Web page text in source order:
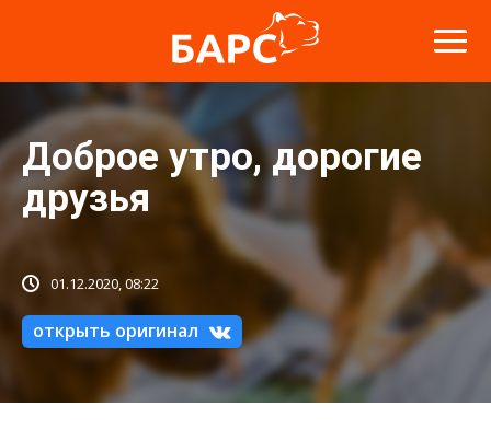
Доброе утро, дорогие
друзья
01.12.2020, 08:22
открыть оригинал